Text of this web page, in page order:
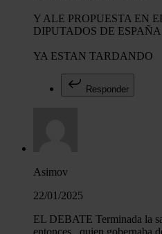
Y ALE PROPUESTA EN
DIPUTADOS DE ESPAÑA
YA ESTAN TARDANDO
Responder
Asimov
22/01/2025
EL DEBATE Terminada la
entonces , quien gobernaba